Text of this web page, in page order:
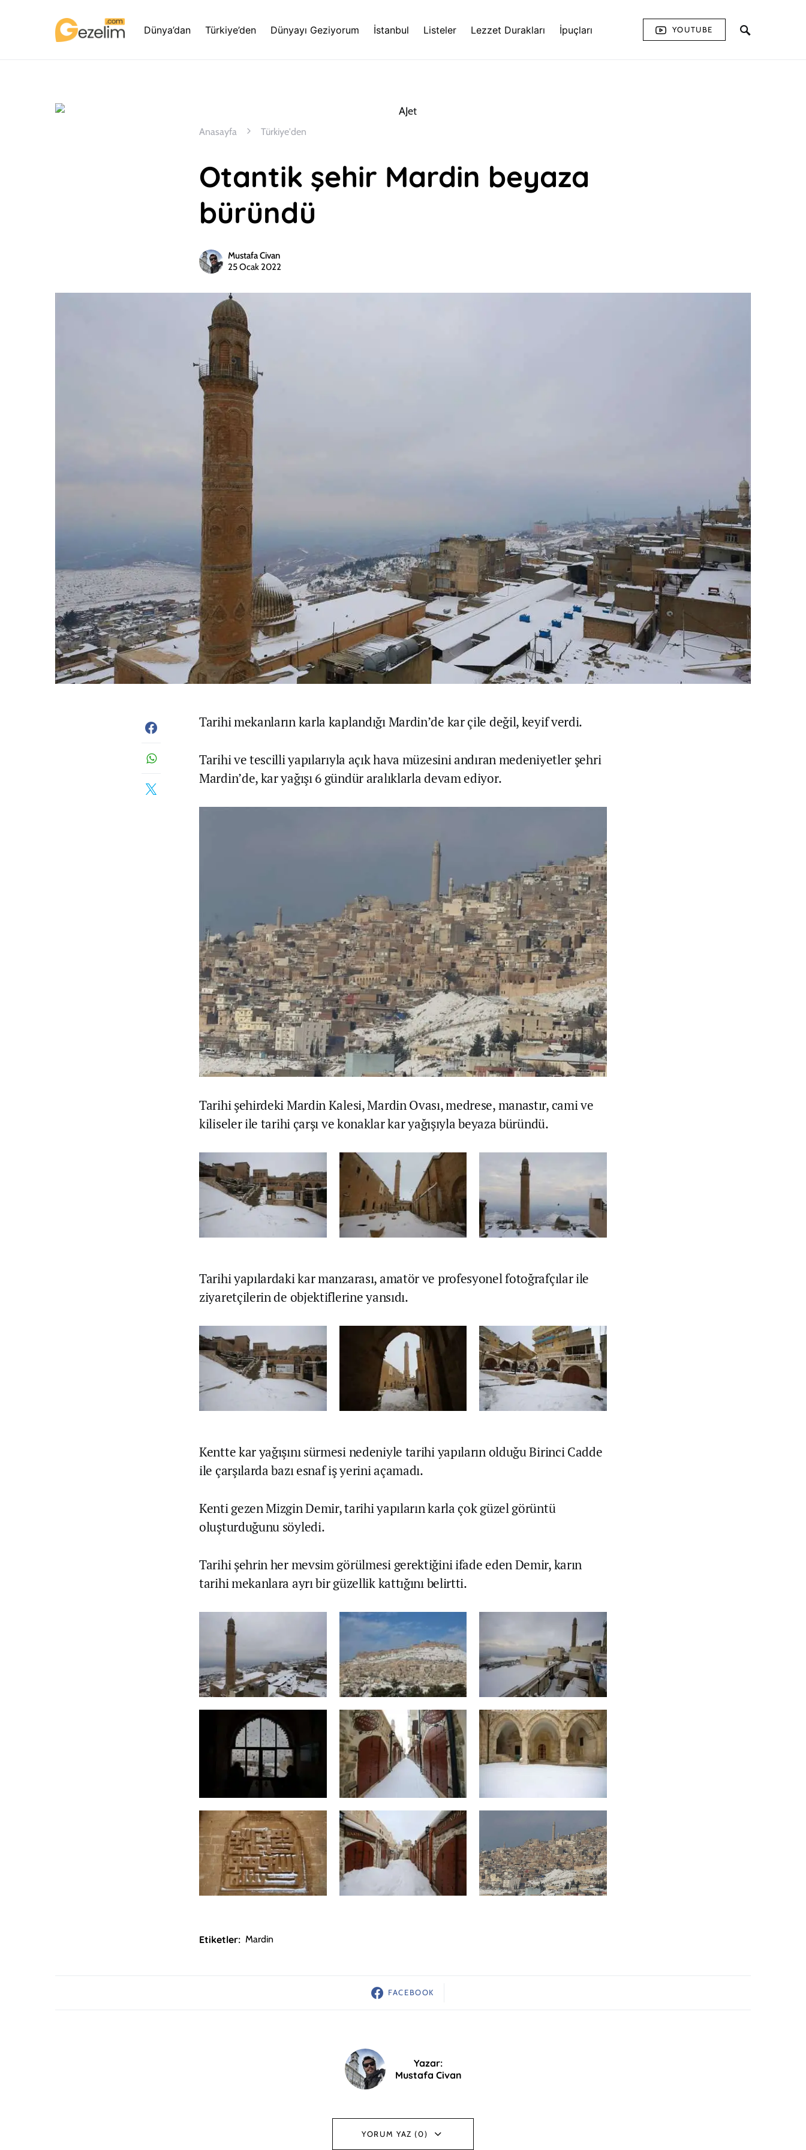
Dünya’dan Türkiye’den Dünyayı Geziyorum İstanbul Listeler Lezzet Durakları İpuçları YOUTUBE
Anasayfa Türkiye'den
Otantik şehir Mardin beyaza
büründü
Mustafa Civan
25 Ocak 2022
Tarihi mekanların karla kaplandığı Mardin’de kar çile değil, keyif verdi.
Tarihi ve tescilli yapılarıyla açık hava müzesini andıran medeniyetler şehri
Mardin’de, kar yağışı 6 gündür aralıklarla devam ediyor.
Tarihi şehirdeki Mardin Kalesi, Mardin Ovası, medrese, manastır, cami ve
kiliseler ile tarihi çarşı ve konaklar kar yağışıyla beyaza büründü.
Tarihi yapılardaki kar manzarası, amatör ve profesyonel fotoğrafçılar ile
ziyaretçilerin de objektiflerine yansıdı.
Kentte kar yağışını sürmesi nedeniyle tarihi yapıların olduğu Birinci Cadde
ile çarşılarda bazı esnaf iş yerini açamadı.
Kenti gezen Mizgin Demir, tarihi yapıların karla çok güzel görüntü
oluşturduğunu söyledi.
Tarihi şehrin her mevsim görülmesi gerektiğini ifade eden Demir, karın
tarihi mekanlara ayrı bir güzellik kattığını belirtti.
Etiketler: Mardin
FACEBOOK
Yazar:
Mustafa Civan
YORUM YAZ (0)